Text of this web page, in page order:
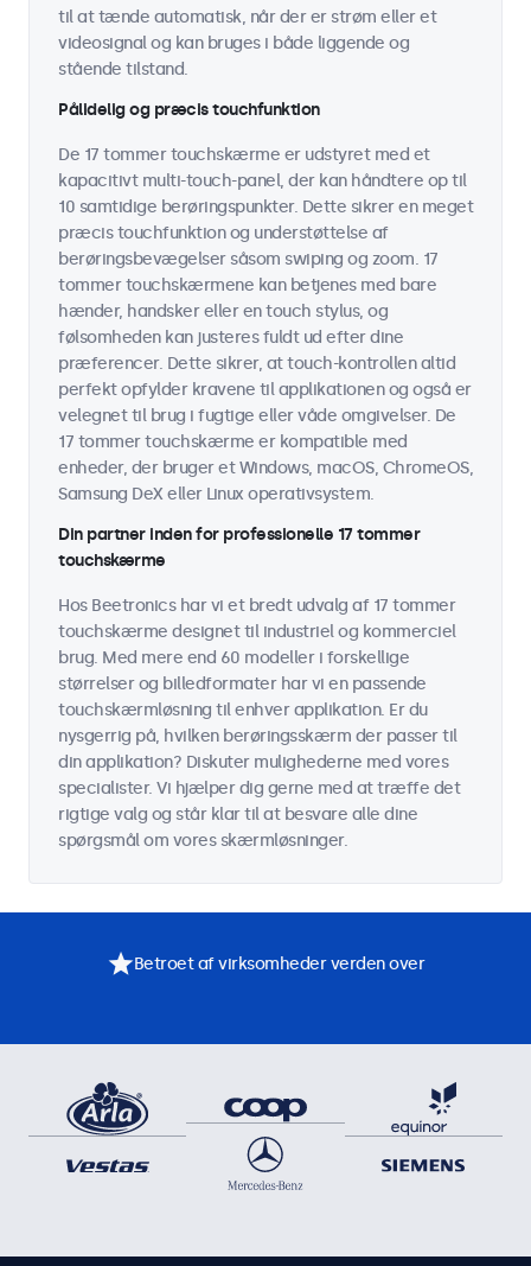
til at tænde automatisk, når der er strøm eller et
videosignal og kan bruges i både liggende og
stående tilstand.
Pålidelig og præcis touchfunktion
De 17 tommer touchskærme er udstyret med et
kapacitivt multi-touch-panel, der kan håndtere op til
10 samtidige berøringspunkter. Dette sikrer en meget
præcis touchfunktion og understøttelse af
berøringsbevægelser såsom swiping og zoom. 17
tommer touchskærmene kan betjenes med bare
hænder, handsker eller en touch stylus, og
følsomheden kan justeres fuldt ud efter dine
præferencer. Dette sikrer, at touch-kontrollen altid
perfekt opfylder kravene til applikationen og også er
velegnet til brug i fugtige eller våde omgivelser. De
17 tommer touchskærme er kompatible med
enheder, der bruger et Windows, macOS, ChromeOS,
Samsung DeX eller Linux operativsystem.
Din partner inden for professionelle 17 tommer
touchskærme
Hos Beetronics har vi et bredt udvalg af 17 tommer
touchskærme designet til industriel og kommerciel
brug. Med mere end 60 modeller i forskellige
størrelser og billedformater har vi en passende
touchskærmløsning til enhver applikation. Er du
nysgerrig på, hvilken berøringsskærm der passer til
din applikation? Diskuter mulighederne med vores
specialister. Vi hjælper dig gerne med at træffe det
rigtige valg og står klar til at besvare alle dine
spørgsmål om vores skærmløsninger.
Betroet af virksomheder verden over